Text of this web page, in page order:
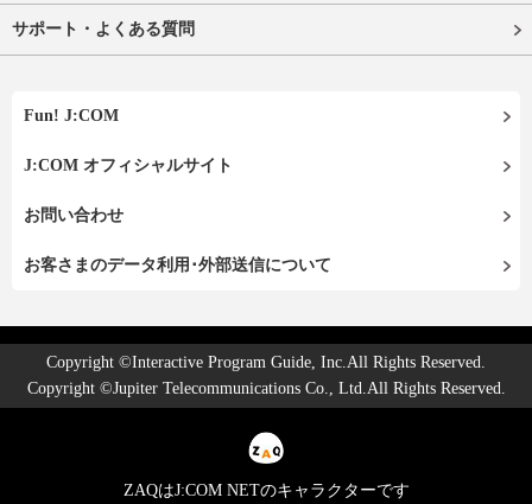
サポート・よくある質問
Fun! J:COM
J:COM オフィシャルサイト
お問い合わせ
お客さまのデータ利用･外部送信について
Copyright ©Interactive Program Guide, Inc.All Rights Reserved.
Copyright ©Jupiter Telecommunications Co., Ltd.All Rights Reserved.
ZAQはJ:COM NETのキャラクターです